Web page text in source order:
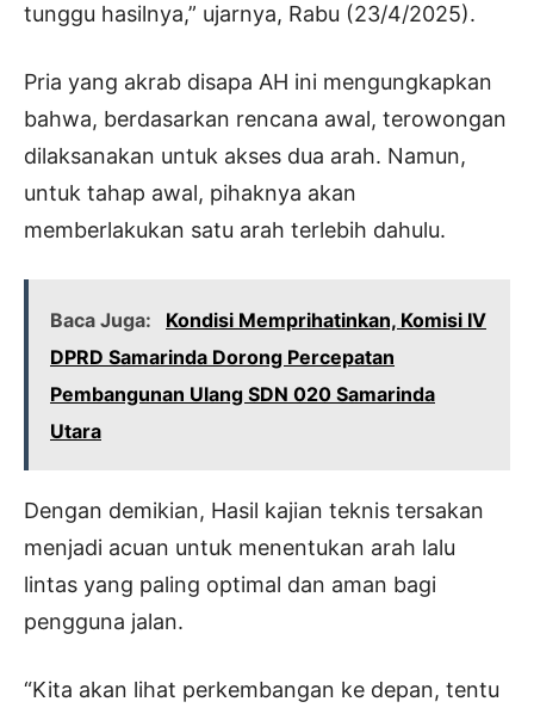
tunggu hasilnya,” ujarnya, Rabu (23/4/2025).
Pria yang akrab disapa AH ini mengungkapkan
bahwa, berdasarkan rencana awal, terowongan
dilaksanakan untuk akses dua arah. Namun,
untuk tahap awal, pihaknya akan
memberlakukan satu arah terlebih dahulu.
Baca Juga:
Kondisi Memprihatinkan, Komisi IV
DPRD Samarinda Dorong Percepatan
Pembangunan Ulang SDN 020 Samarinda
Utara
Dengan demikian, Hasil kajian teknis tersakan
menjadi acuan untuk menentukan arah lalu
lintas yang paling optimal dan aman bagi
pengguna jalan.
“Kita akan lihat perkembangan ke depan, tentu